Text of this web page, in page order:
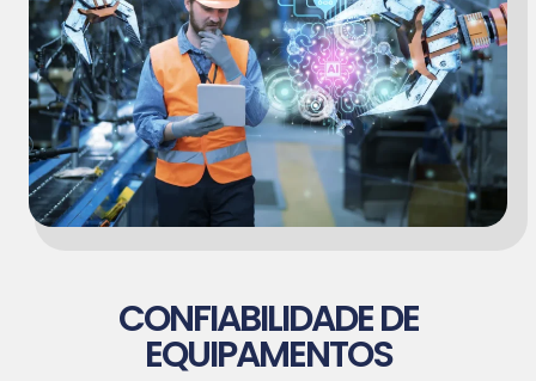
CONFIABILIDADE DE
EQUIPAMENTOS